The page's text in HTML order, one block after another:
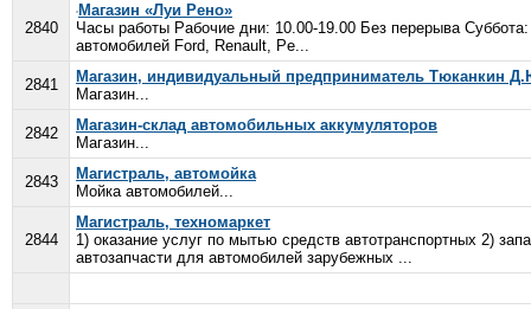
2840
Магазин «Луи Рено»
Часы работы Рабочие дни: 10.00-19.00 Без перерыва
автомобилей Ford, Renault, Pe...
2841
Магазин, индивидуальный предприниматель Тюканкин
Магазин...
2842
Магазин-склад автомобильных аккумуляторов
Магазин...
2843
Магистраль, автомойка
Мойка автомобилей...
2844
Магистраль, техномаркет
1) оказание услуг по мытью средств автотранспортных 2)
автозапчасти для автомобилей зарубежных ...